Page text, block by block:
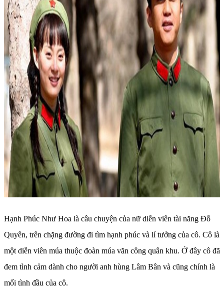
Hạnh Phúc Như Hoa là câu chuyện của nữ diễn viên tài năng Đỗ
Quyên, trên chặng đường đi tìm hạnh phúc và lí tưởng của cô. Cô là
một diễn viên múa thuộc đoàn múa văn công quân khu. Ở đây cô đã
đem tình cảm dành cho người anh hùng Lâm Bân và cũng chính là
mối tình đầu của cô.